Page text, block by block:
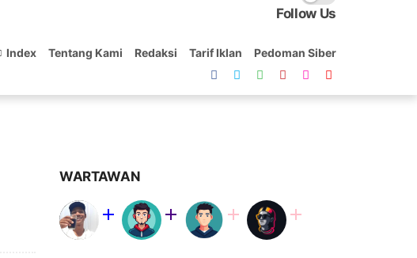
Follow Us
Index Tentang Kami Redaksi Tarif Iklan Pedoman Siber
WARTAWAN